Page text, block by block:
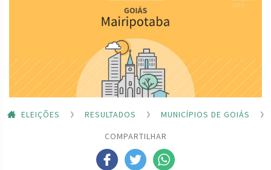
ELEIÇÕES RESULTADOS
MUNICÍPIOS DE GOIÁS
COMPARTILHAR